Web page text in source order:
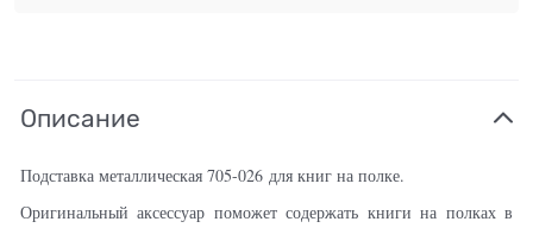
Описание
Подставка металлическая 705-026 для книг на полке.
Оригинальный аксессуар поможет содержать книги на полках в